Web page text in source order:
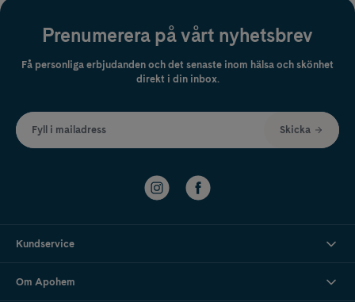
Prenumerera på vårt nyhetsbrev
Få personliga erbjudanden och det senaste inom hälsa och skönhet
direkt i din inbox.
Fyll i mailadress Skicka
Kundservice
Om Apohem